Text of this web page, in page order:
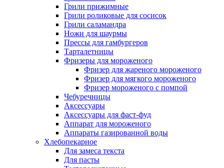
Грили прижимные
Грили роликовые для сосисок
Грили саламандра
Ножи для шаурмы
Прессы для гамбургеров
Тарталетницы
Фризеры для мороженого
Фризер для жареного мороженого
Фризер для мягкого мороженого
Фризер мороженого с помпой
Чебуречницы
Аксессуары
Аксессуары для фаст-фуд
Аппарат для мороженого
Аппараты газированной воды
Хлебопекарное
Для замеса текста
Для пасты